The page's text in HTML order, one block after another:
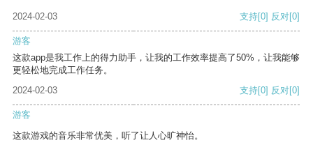
2024-02-03 支持[0] 反对[0]
游客
这款app是我工作上的得力助手，让我的工作效率提高了50%，让我能够
更轻松地完成工作任务。
2024-02-03
支持[0] 反对[0]
游客
这款游戏的音乐非常优美，听了让人心旷神怡。